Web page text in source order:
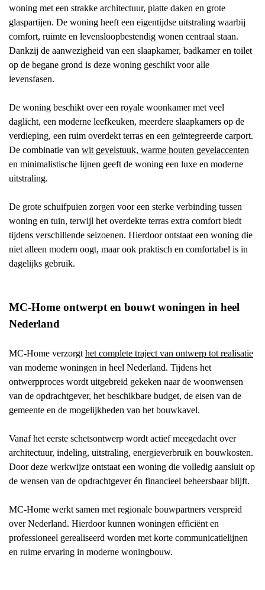
woning met een strakke architectuur, platte daken en grote
glaspartijen. De woning heeft een eigentijdse uitstraling waarbij
comfort, ruimte en levensloopbestendig wonen centraal staan.
Dankzij de aanwezigheid van een slaapkamer, badkamer en toilet
op de begane grond is deze woning geschikt voor alle
levensfasen.
De woning beschikt over een royale woonkamer met veel
daglicht, een moderne leefkeuken, meerdere slaapkamers op de
verdieping, een ruim overdekt terras en een geïntegreerde carport.
De combinatie van wit gevelstuuk, warme houten gevelaccenten
en minimalistische lijnen geeft de woning een luxe en moderne
uitstraling.
De grote schuifpuien zorgen voor een sterke verbinding tussen
woning en tuin, terwijl het overdekte terras extra comfort biedt
tijdens verschillende seizoenen. Hierdoor ontstaat een woning die
niet alleen modern oogt, maar ook praktisch en comfortabel is in
dagelijks gebruik.
MC-Home ontwerpt en bouwt woningen in heel
Nederland
MC-Home verzorgthet complete traject van ontwerp tot realisatie
van moderne woningen in heel Nederland. Tijdens het
ontwerpproces wordt uitgebreid gekeken naar de woonwensen
van de opdrachtgever, het beschikbare budget, de eisen van de
gemeente en de mogelijkheden van het bouwkavel.
Vanaf het eerste schetsontwerp wordt actief meegedacht over
architectuur, indeling, uitstraling, energieverbruik en bouwkosten.
Door deze werkwijze ontstaat een woning die volledig aansluit op
de wensen van de opdrachtgever én financieel beheersbaar blijft.
MC-Home werkt samen met regionale bouwpartners verspreid
over Nederland. Hierdoor kunnen woningen efficiënt en
professioneel gerealiseerd worden met korte communicatielijnen
en ruime ervaring in moderne woningbouw.